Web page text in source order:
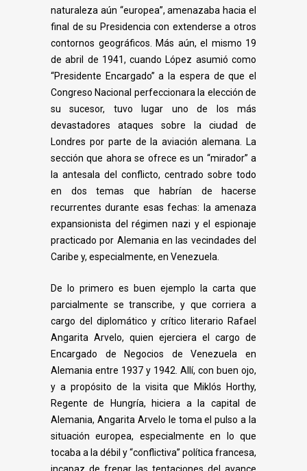
naturaleza aún “europea”, amenazaba hacia el
final de su Presidencia con extenderse a otros
contornos geográficos.
Más aún, el mismo 19
de abril de 1941, cuando López asumió como
“Presidente Encargado” a la espera de que el
Congreso Nacional perfeccionara la elección de
su sucesor, tuvo lugar uno de los más
devastadores ataques sobre la ciudad de
Londres por parte de la aviación alemana. La
sección que ahora se ofrece es un “mirador” a
la antesala del conflicto, centrado sobre todo
en dos temas que habrían de hacerse
recurrentes durante esas fechas: la amenaza
expansionista del régimen nazi y el espionaje
practicado por Alemania en las vecindades del
Caribe y, especialmente, en Venezuela.
De lo primero es buen ejemplo la carta que
parcialmente se transcribe, y que corriera a
cargo del diplomático y crítico literario Rafael
Angarita Arvelo, quien ejerciera el cargo de
Encargado de Negocios de Venezuela en
Alemania entre 1937 y 1942. Allí, con buen ojo,
y a propósito de la visita que Miklós Horthy,
Regente de Hungría, hiciera a la capital de
Alemania, Angarita Arvelo le toma el pulso a la
situación europea, especialmente en lo que
tocaba a la débil y “conflictiva” política francesa,